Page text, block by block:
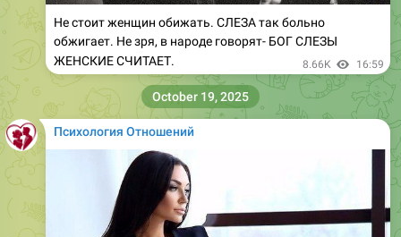
Не стоит женщин обижать. СЛЕЗА так больно
обжигает. Не зря, в народе говорят- БОГ СЛЕЗЫ
ЖЕНСКИЕ СЧИТАЕТ.
8.66K 16:59
Психология Отношений
October 19, 2025